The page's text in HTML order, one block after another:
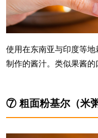
使用在东南亚与印度等地
制作的酱汁。类似果酱的
⑦ 粗面粉基尔（米粥